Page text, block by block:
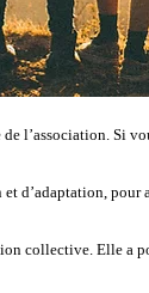
l’association. Si
d’adaptation,
collective. Elle